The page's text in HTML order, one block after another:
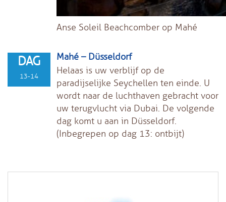
Anse Soleil Beachcomber op Mahé
DAG
13-14
Mahé – Düsseldorf
Helaas is uw verblijf op de
paradijselijke Seychellen ten einde. U
wordt naar de luchthaven gebracht voor
uw terugvlucht via Dubai. De volgende
dag komt u aan in Düsseldorf.
(Inbegrepen op dag 13: ontbijt)